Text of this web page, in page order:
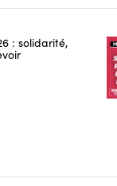
: solidarité,